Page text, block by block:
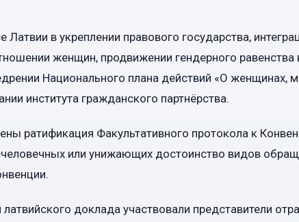
Латвии в укреплении правового государства,
женщин, продвижении гендерного равенства
Национального плана действий «О женщинах,
института гражданского партнёрства.
ратификация Факультативного протокола к
или унижающих достоинство видов
доклада участвовали представители